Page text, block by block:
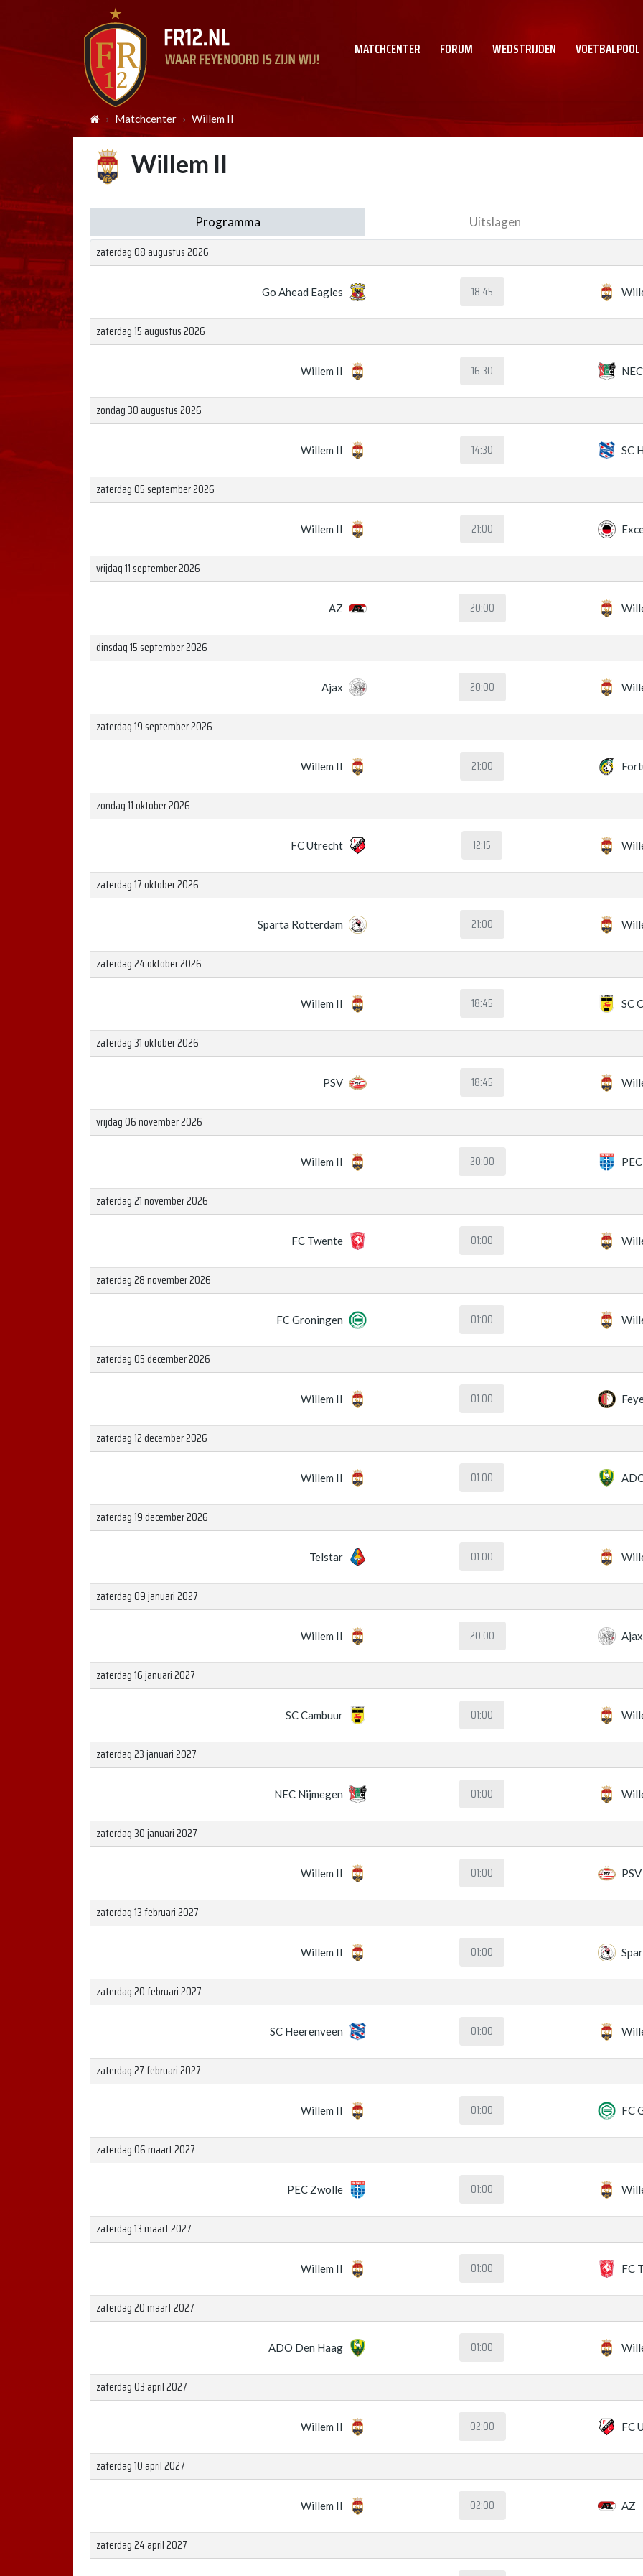
MATCHCENTER FORUM WEDSTRIJDEN VOETBALPOOL
Matchcenter Willem II
Willem II
Programma Uitslagen
zaterdag 08 augustus 2026
Go Ahead Eagles 18:45
zaterdag 15 augustus 2026
Willem II 16:30
zondag 30 augustus 2026
Willem II 14:30 SC
zaterdag 05 september 2026
Willem II 21:00
vrijdag 11 september 2026
AZ 20:00
dinsdag 15 september 2026
Ajax 20:00
zaterdag 19 september 2026
Willem II 21:00
zondag 11 oktober 2026
FC Utrecht 12:15
zaterdag 17 oktober 2026
Sparta Rotterdam 21:00
zaterdag 24 oktober 2026
Willem II 18:45 SC
zaterdag 31 oktober 2026
PSV 18:45
vrijdag 06 november 2026
Willem II 20:00
zaterdag 21 november 2026
FC Twente 01:00
zaterdag 28 november 2026
FC Groningen 01:00
zaterdag 05 december 2026
Willem II 01:00
zaterdag 12 december 2026
Willem II 01:00
zaterdag 19 december 2026
Telstar 01:00
zaterdag 09 januari 2027
Willem II 20:00 Ajax
zaterdag 16 januari 2027
SC Cambuur 01:00
zaterdag 23 januari 2027
NEC Nijmegen 01:00
zaterdag 30 januari 2027
Willem II 01:00 PSV
zaterdag 13 februari 2027
Willem II 01:00
zaterdag 20 februari 2027
SC Heerenveen 01:00
zaterdag 27 februari 2027
Willem II 01:00 FC
zaterdag 06 maart 2027
PEC Zwolle 01:00
zaterdag 13 maart 2027
Willem II 01:00 FC
zaterdag 20 maart 2027
ADO Den Haag 01:00
zaterdag 03 april 2027
Willem II 02:00 FC
zaterdag 10 april 2027
Willem II 02:00 AZ
zaterdag 24 april 2027